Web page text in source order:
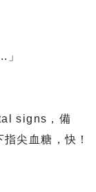
」
signs，備
尖血糖，快！